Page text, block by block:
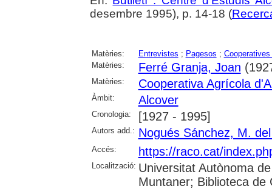
desembre 1995), p. 14-18 (
Matèries: Entrevistes ; Pagesos ; Cooperatives
Matèries:
Ferré Granja, Joan
Matèries: Cooperativa Agrícola
Àmbit: Alcover
Cronologia: [1927 - 1995]
Autors add.: Nogués Sánchez, M.
Accés: https://raco.cat/
Localització: Universitat Autònoma
Muntaner; Biblioteca de